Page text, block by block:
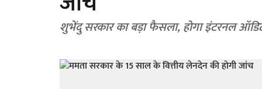
शुभेंदु सरकार का बड़ा फैसला, होगा इंटरनल